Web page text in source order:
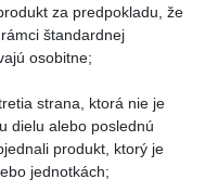
za predpokladu, že
štandardnej
osobitne;
strana, ktorá nie je
dielu alebo poslednú
produkt, ktorý je
jednotkách;